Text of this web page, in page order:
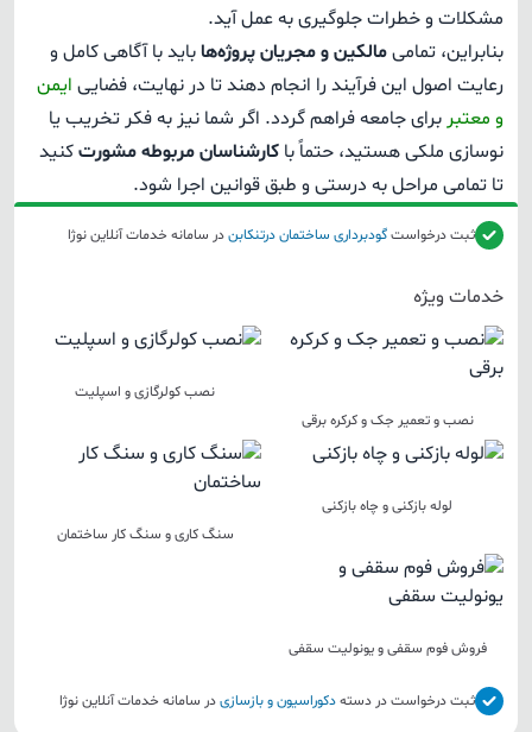
مشکلات و خطرات جلوگیری به عمل آید.
بنابراین، تمامیمالکین و مجریان پروژه‌هاباید با آگاهی کامل و
رعایت اصول این فرآیند را انجام دهند تا در نهایت، فضایی ایمن
و معتبر برای جامعه فراهم گردد. اگر شما نیز به فکر تخریب یا
نوسازی ملکی هستید، حتماً با کارشناسان مربوطه مشورتکنید
تا تمامی مراحل به درستی و طبق قوانین اجرا شود.
ثبت درخواستگودبرداری ساختماندرتنکابندر سامانه خدمات آنلاین نوژا
خدمات ویژه
نصب و تعمیر جک و کرکره برقی
نصب کولرگازی و اسپلیت
لوله بازکنی و چاه بازکنی
سنگ کاری و سنگ کار ساختمان
فروش فوم سقفی و یونولیت سقفی
ثبت درخواست در دستهدکوراسیون و بازسازیدر سامانه خدمات آنلاین نوژا